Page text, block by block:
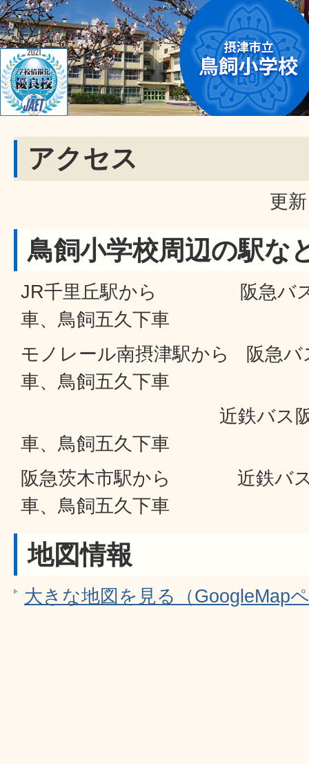
アクセス
更
鳥飼小学校周辺の駅な
JR千里丘駅から 阪急バス
車、鳥飼五久下車
モノレール南摂津駅から 阪急バ
車、鳥飼五久下車
近鉄バス阪急茨木
車、鳥飼五久下車
阪急茨木市駅から 近鉄バス
車、鳥飼五久下車
地図情報
大きな地図を見る（GoogleMap